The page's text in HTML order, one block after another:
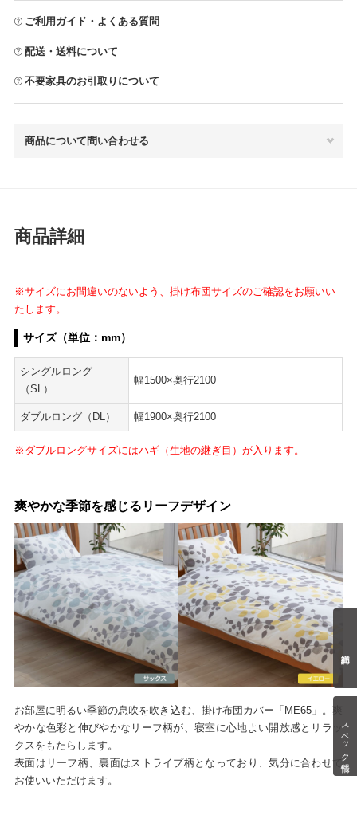
スペック情報
ご利用ガイド・よくある質問
配送・送料について
不要家具のお引取りについて
商品について問い合わせる
商品詳細
※サイズにお間違いのないよう、掛け布団サイズのご確認をお願いい
たします。
サイズ（単位：mm）
シングルロング
（SL）
幅1500×奥行2100
ダブルロング（DL） 幅1900×奥行2100
※ダブルロングサイズにはハギ（生地の継ぎ目）が入ります。
爽やかな季節を感じるリーフデザイン
お部屋に明るい季節の息吹を吹き込む、掛け布団カバー「ME65」。爽
やかな色彩と伸びやかなリーフ柄が、寝室に心地よい開放感とリラッ
クスをもたらします。
表面はリーフ柄、裏面はストライプ柄となっており、気分に合わせて
お使いいただけます。